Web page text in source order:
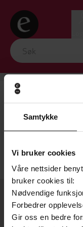
Samtykke
Vi bruker cookies
Våre nettsider
bruker cookies til:
Nødvendige
Forbedrer
Gir oss en bedre
Paul Woods
Beklager! Vi
OM OSS
Om Ebok.no